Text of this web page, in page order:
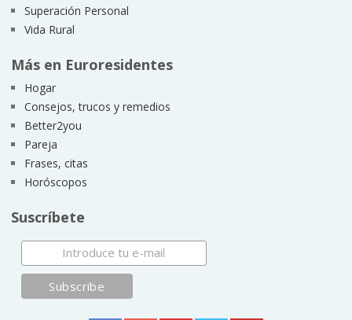
Superación Personal
Vida Rural
Más en Euroresidentes
Hogar
Consejos, trucos y remedios
Better2you
Pareja
Frases, citas
Horóscopos
Suscríbete